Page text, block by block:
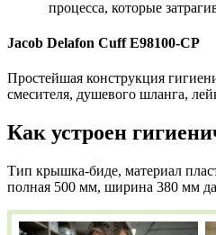
процесса, которые
Jacob Delafon Cuff E98100-CP
Простейшая конструкция
смесителя, душевого шланга,
Как устроен
Тип крышка-биде, материал
полная 500 мм, ширина 380 мм